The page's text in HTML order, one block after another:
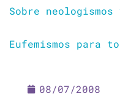
Sobre
Eufemismos para
08/07/2008